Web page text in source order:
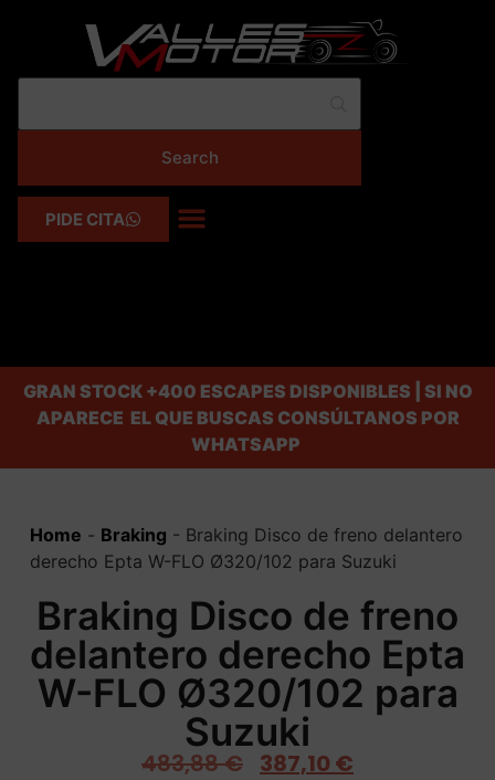
PIDE CITA
GRAN STOCK+400 ESCAPES DISPONIBLES | SI NO
APARECE EL QUE BUSCAS CONSÚLTANOS POR
WHATSAPP
Home - Braking - Braking Disco de freno delantero
derecho Epta W-FLO Ø320/102 para Suzuki
Braking Disco de freno
delantero derecho Epta
W-FLO Ø320/102 para
Suzuki
483,88€ 387,10 €